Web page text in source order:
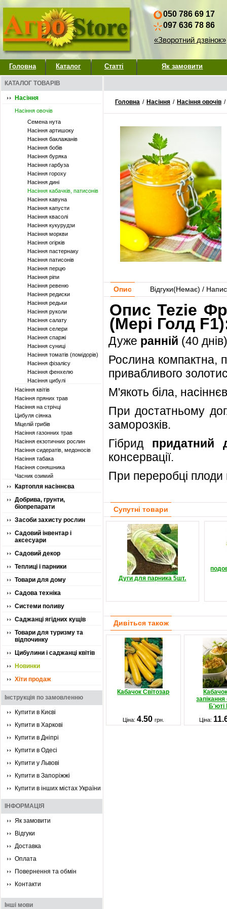
050 786 69 17
097 636 78 86
«Зворотний дзвінок»
Головна Каталог Статті Як замовити
КАТАЛОГ ТОВАРІВ
Насіння
Насіння овочів
Семена нута
Насіння артишоку
Насіння баклажанів
Насіння бобів
Насіння буряка
Насіння гарбуза
Насіння гороху
Насіння дині
Насіння кабачків, патисонів
Насіння кавуна
Насіння капусти
Насіння квасолі
Насіння кукурудзи
Насіння моркви
Насіння огірків
Насіння пастернаку
Насіння патисонів
Насіння перцю
Насіння ріпи
Насіння ревеню
Насіння редиски
Насіння редьки
Насіння руколи
Насіння салату
Насіння селери
Насіння спаржі
Насіння суниці
Насіння томатів (помідорів)
Насіння фізалісу
Насіння фенхелю
Насіння цибулі
Насіння квітів
Насіння пряних трав
Насіння на стрічці
Цибуля сіянка
Міцелій грибів
Насіння газонних трав
Насіння екзотичних рослин
Насіння сидератів, медоносів
Насіння табака
Насіння соняшника
Часник озимий
Картопля насіннєва
Добрива, грунти,
біопрепарати
Засоби захисту рослин
Садовий інвентар і
аксесуари
Садовий декор
Теплиці і парники
Товари для дому
Садова техніка
Системи поливу
Саджанці ягідних кущів
Товари для туризму та
відпочинку
Цибулини і саджанці квітів
Новинки
Хіти продаж
Інструкція по замовленню
Купити в Києві
Купити в Харкові
Купити в Дніпрі
Купити в Одесі
Купити у Львові
Купити в Запоріжжі
Купити в інших містах України
ІНФОРМАЦІЯ
Як замовити
Відгуки
Доставка
Оплата
Повернення та обмін
Контакти
Інші мови
Головна / Насіння / Насіння овочів /
Опис Відгуки(Немає) /
Опис Tezie
(Мері Голд
Дуже ранній (40
Рослина компактна,
привабливого
М'якоть біла,
При достатньому
заморозків.
Гібрид придатний
консервації.
При переробці плоди
Супутні товари
Дуги для парника 5шт.
Дивіться також
Кабачок Світозар
Б'юті
Ціна: 4.50 грн. Ціна: